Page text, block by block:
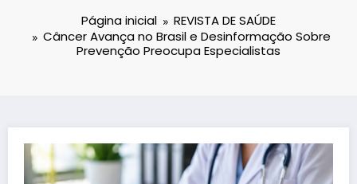
Página inicial
REVISTA DE SAÚDE
Câncer Avança no Brasil e Desinformação Sobre
Prevenção Preocupa Especialistas